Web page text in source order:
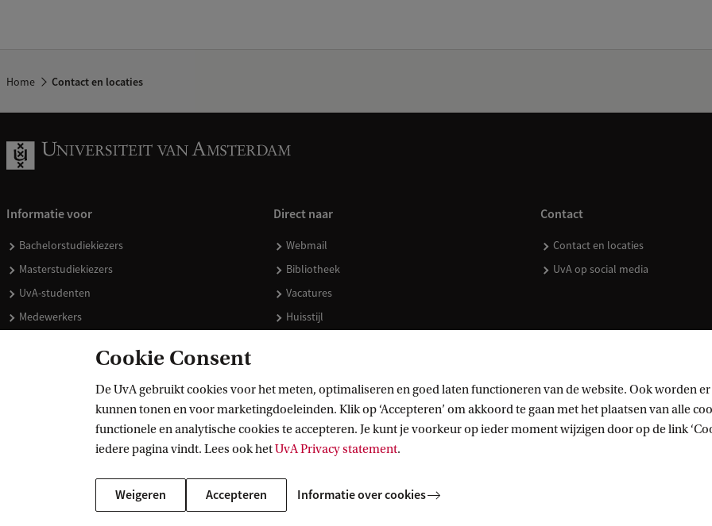
Home Contact en locaties
Informatie voor
Bachelorstudiekiezers
Masterstudiekiezers
UvA-studenten
Medewerkers
Schooldecanen en vakdocenten
Direct naar
Webmail
Bibliotheek
Vacatures
Huisstijl
Contact
Contact en locaties
UvA op social media
Cookie Consent
De UvA gebruikt cookies voor het meten, optimaliseren en goed laten functioneren van de website. Ook worden
kunnen tonen en voor marketingdoeleinden. Klik op ‘Accepteren’ om akkoord te gaan met het plaatsen van alle
functionele en analytische cookies te accepteren. Je kunt je voorkeur op ieder moment wijzigen door op de link
iedere pagina vindt. Lees ook hetUvA Privacy statement.
Weigeren Accepteren Informatie over cookies